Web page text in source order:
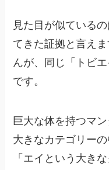
見た目が似ている
てきた証拠と言え
んが、同じ「トビ
です。
巨大な体を持つマ
大きなカテゴリー
「エイという大き